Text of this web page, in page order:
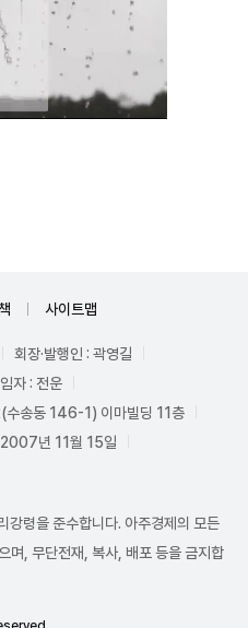
사이트맵
회장·발행인 : 곽영길
자 : 전운
수송동 146-1) 이마빌딩 11층
2007년 11월 15일
강령을 준수합니다. 아주경제의 모든
며, 무단전재, 복사, 배포 등을 금지합